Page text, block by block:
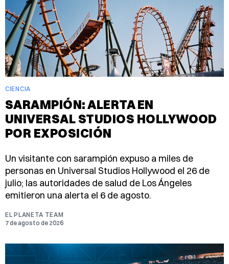
CIENCIA
SARAMPIÓN: ALERTA EN
UNIVERSAL STUDIOS HOLLYWOOD
POR EXPOSICIÓN
Un visitante con sarampión expuso a miles de
personas en Universal Studios Hollywood el 26 de
julio; las autoridades de salud de Los Ángeles
emitieron una alerta el 6 de agosto.
EL PLANETA TEAM
7 de agosto de 2026